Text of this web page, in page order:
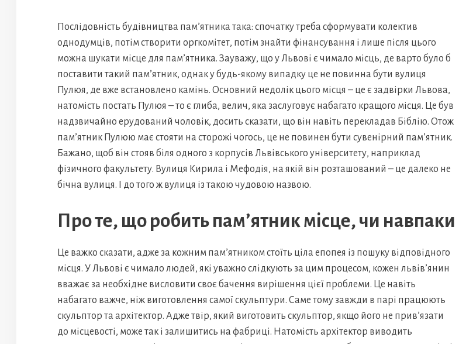
Послідовність будівництва пам’ятника така: спочатку треба сформувати колектив
однодумців, потім створити оргкомітет, потім знайти фінансування і лише після цього
можна шукати місце для пам’ятника. Зауважу, що у Львові є чимало місць, де варто було б
поставити такий пам’ятник, однак у будь-якому випадку це не повинна бути вулиця
Пулюя, де вже встановлено камінь. Основний недолік цього місця – це є задвірки Львова,
натомість постать Пулюя – то є глиба, велич, яка заслуговує набагато кращого місця. Це був
надзвичайно ерудований чоловік, досить сказати, що він навіть перекладав Біблію. Отож
пам’ятник Пулюю має стояти на сторожі чогось, це не повинен бути сувенірний пам’ятник.
Бажано, щоб він стояв біля одного з корпусів Львівського університету, наприклад
фізичного факультету. Вулиця Кирила і Мефодія, на якій він розташований – це далеко не
бічна вулиця. І до того ж вулиця із такою чудовою назвою.
Про те, що робить пам’ятник місце, чи навпаки
Це важко сказати, адже за кожним пам’ятником стоїть ціла епопея із пошуку відповідного
місця. У Львові є чимало людей, які уважно слідкують за цим процесом, кожен львів’янин
вважає за необхідне висловити своє бачення вирішення цієї проблеми. Це навіть
набагато важче, ніж виготовлення самої скульптури. Саме тому завжди в парі працюють
скульптор та архітектор. Адже твір, який виготовить скульптор, якщо його не прив’язати
до місцевості, може так і залишитись на фабриці. Натомість архітектор виводить